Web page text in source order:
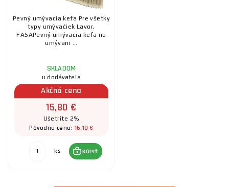
Pevný umývacia kefa Pre všetky
typy umývačiek Lavor,
FASAPevný umývacia kefa na
umývani ...
SKLADOM
u dodávateľa
Akčná cena
15,80 €
Ušetríte 2%
Pôvodná cena:16,10 €
ks KÚPIŤ